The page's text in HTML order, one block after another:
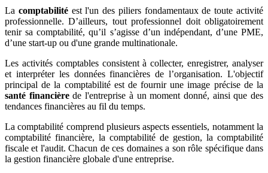
La comptabilitéest l'un des piliers fondamentaux de toute activité
professionnelle. D’ailleurs, tout professionnel doit obligatoirement
tenir sa comptabilité, qu’il s’agisse d’un indépendant, d’une PME,
d’une start-up ou d'une grande multinationale.
Les activités comptables consistent à collecter, enregistrer, analyser
et interpréter les données financières de l’organisation. L'objectif
principal de la comptabilité est de fournir une image précise de la
santé financièrede l'entreprise à un moment donné, ainsi que des
tendances financières au fil du temps.
La comptabilité comprend plusieurs aspects essentiels, notamment la
comptabilité financière, la comptabilité de gestion, la comptabilité
fiscale et l'audit. Chacun de ces domaines a son rôle spécifique dans
la gestion financière globale d'une entreprise.